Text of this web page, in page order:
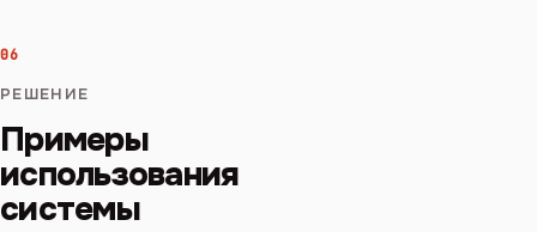
06
РЕШЕНИЕ
Примеры
использования
системы